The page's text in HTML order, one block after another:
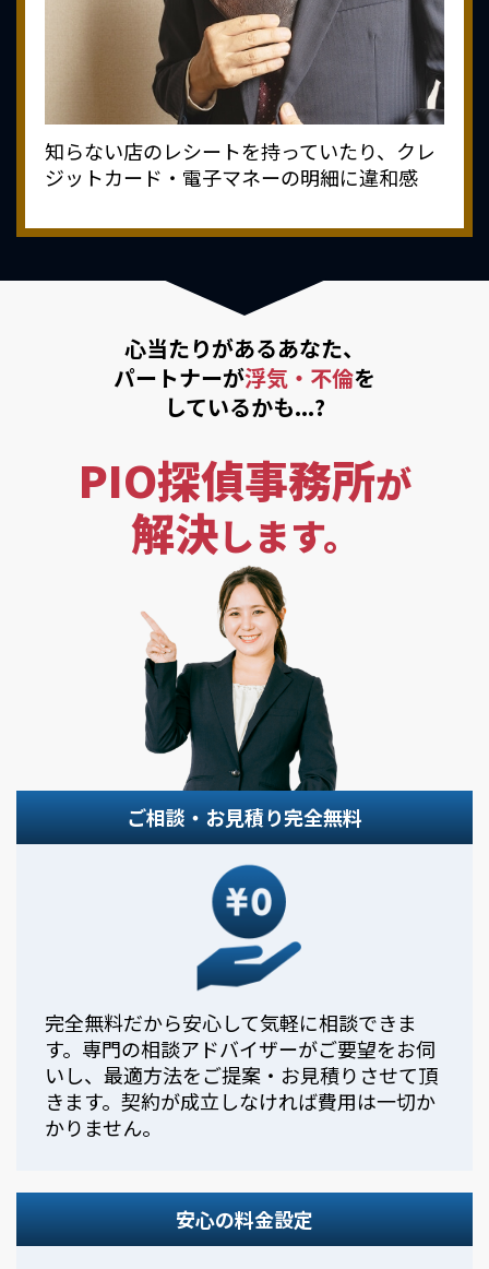
知らない店のレシートを持っていたり、クレ
ジットカード・電子マネーの明細に違和感
心当たりがあるあなた、
パートナーが浮気・不倫を
しているかも...?
PIO探偵事務所が
解決します。
ご相談・お見積り完全無料
完全無料だから安心して気軽に相談できま
す。専門の相談アドバイザーがご要望をお伺
いし、最適方法をご提案・お見積りさせて頂
きます。契約が成立しなければ費用は一切か
かりません。
安心の料金設定